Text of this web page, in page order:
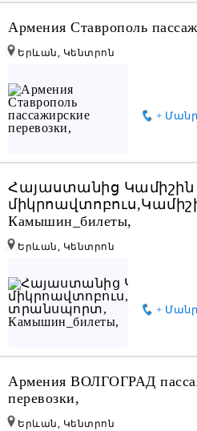
Армения Ставрополь
+
Երևան, Կենտրոն
Հայաստանից Կամիշին
Камышин_билеты,
+
Երևան, Կենտրոն
Армения ВОЛГОГРАД
перевозки,
Երևան, Կենտրոն